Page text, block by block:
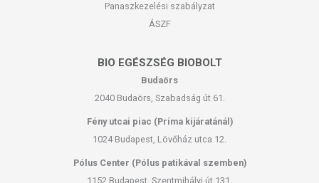
Panaszkezelési szabályzat
ÁSZF
BIO EGÉSZSÉG BIOBOLT
Budaörs
2040 Budaörs, Szabadság út 61.
Fény utcai piac (Príma kijáratánál)
1024 Budapest, Lövőház utca 12.
Pólus Center (Pólus patikával szemben)
1152 Budapest, Szentmihályi út 131.